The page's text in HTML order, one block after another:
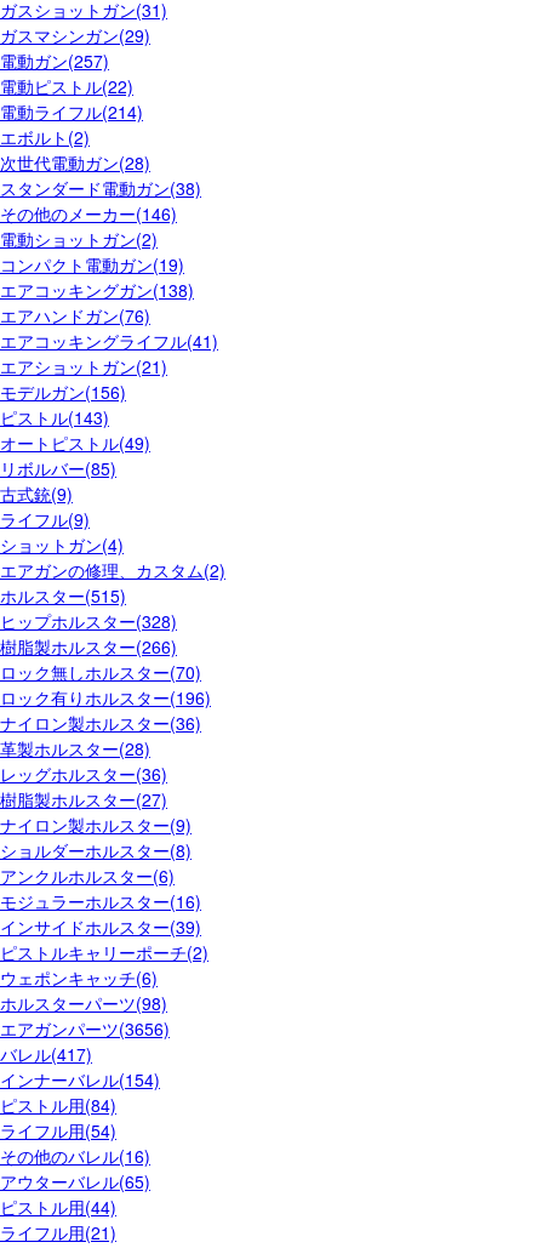
ガスショットガン(31)
ガスマシンガン(29)
電動ガン(257)
電動ピストル(22)
電動ライフル(214)
エボルト(2)
次世代電動ガン(28)
スタンダード電動ガン(38)
その他のメーカー(146)
電動ショットガン(2)
コンパクト電動ガン(19)
エアコッキングガン(138)
エアハンドガン(76)
エアコッキングライフル(41)
エアショットガン(21)
モデルガン(156)
ピストル(143)
オートピストル(49)
リボルバー(85)
古式銃(9)
ライフル(9)
ショットガン(4)
エアガンの修理、カスタム(2)
ホルスター(515)
ヒップホルスター(328)
樹脂製ホルスター(266)
ロック無しホルスター(70)
ロック有りホルスター(196)
ナイロン製ホルスター(36)
革製ホルスター(28)
レッグホルスター(36)
樹脂製ホルスター(27)
ナイロン製ホルスター(9)
ショルダーホルスター(8)
アンクルホルスター(6)
モジュラーホルスター(16)
インサイドホルスター(39)
ピストルキャリーポーチ(2)
ウェポンキャッチ(6)
ホルスターパーツ(98)
エアガンパーツ(3656)
バレル(417)
インナーバレル(154)
ピストル用(84)
ライフル用(54)
その他のバレル(16)
アウターバレル(65)
ピストル用(44)
ライフル用(21)